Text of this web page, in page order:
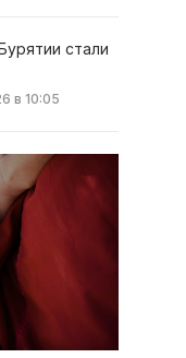
стали
в 10:05